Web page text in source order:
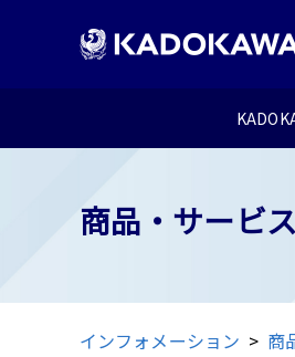
商品・サービ
インフォメーション
商